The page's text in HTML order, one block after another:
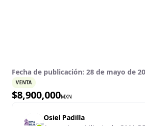
Fecha de publicación: 28 de mayo de
VENTA
$8,900,000MXN
Osiel Padilla